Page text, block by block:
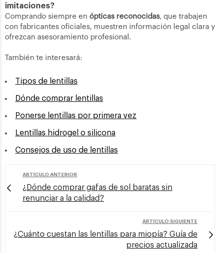
imitaciones?
Comprando siempre en ópticas reconocidas, que trabajen
con fabricantes oficiales, muestren información legal clara y
ofrezcan asesoramiento profesional.
También te interesará:
Tipos de lentillas
Dónde comprar lentillas
Ponerse lentillas por primera vez
Lentillas hidrogel o silicona
Consejos de uso de lentillas
ARTÍCULO ANTERIOR
¿Dónde comprar gafas de sol baratas sin
renunciar a la calidad?
ARTÍCULO SIGUIENTE
¿Cuánto cuestan las lentillas para miopía? Guía de
precios actualizada